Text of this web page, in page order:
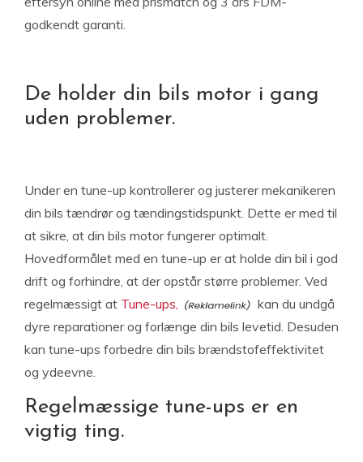
godkendt garanti.
De holder din bils motor i gang
uden problemer.
Under en tune-up kontrollerer og justerer mekanikeren
din bils tændrør og tændingstidspunkt. Dette er med til
at sikre, at din bils motor fungerer optimalt.
Hovedformålet med en tune-up er at holde din bil i god
drift og forhindre, at der opstår større problemer. Ved
regelmæssigt at Tune-ups,
kan du undgå
dyre reparationer og forlænge din bils levetid. Desuden
kan tune-ups forbedre din bils brændstofeffektivitet
og ydeevne.
Regelmæssige tune-ups er en
vigtig ting.